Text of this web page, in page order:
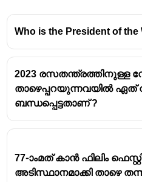
Who is the President of the
2023 രസതന്ത്രത്തിനുള്ള
താഴെപ്പറയുന്നവയിൽ ഏത്
ബന്ധപ്പെട്ടതാണ് ?
77-ാംമത് കാൻ ഫിലിം
അടിസ്ഥാനമാക്കി താഴെ